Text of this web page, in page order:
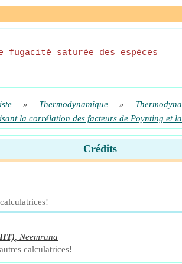
fugacité saturée des espèces
» Thermodynamique »
la corrélation des facteurs de Poynting et
Crédits
Neemrana
calculatrices!